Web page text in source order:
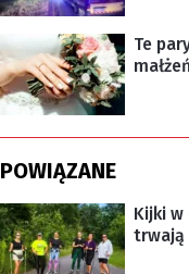
Te
POWIĄZANE
Kijki w
trwają